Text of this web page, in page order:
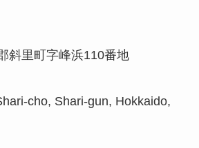
斜里町字峰浜110番地
cho, Shari-gun, Hokkaido,